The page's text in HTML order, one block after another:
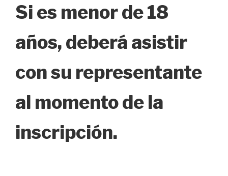
Si es menor de 18
años, deberá asistir
con su representante
al momento de la
inscripción.